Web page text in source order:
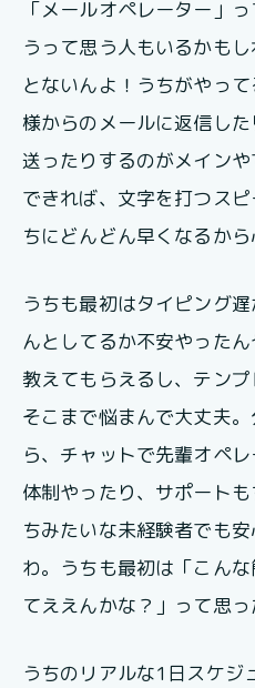
「メールオペレーター」
うって思う人もいるかも
とないんよ！うちがやっ
様からのメールに返信し
送ったりするのがメイン
できれば、文字を打つス
ちにどんどん早くなるから
うちも最初はタイピング
んとしてるか不安やった
教えてもらえるし、テンプ
そこまで悩まんで大丈夫
ら、チャットで先輩オペ
体制やったり、サポート
ちみたいな未経験者でも
わ。うちも最初は「こん
てええんかな？」って思っ
うちのリアルな1日スケジ